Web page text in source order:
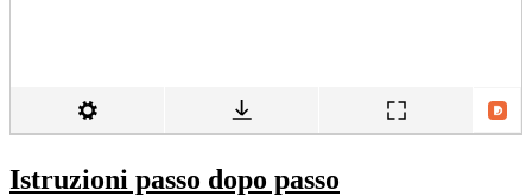
Istruzioni passo dopo passo